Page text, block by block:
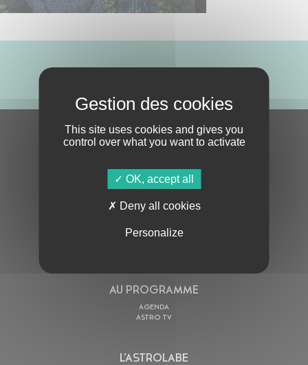
S'ABONNER À LA NEWSLETTER
AU PROGRAMME
AGENDA
ASTRO TV
L’ASTROLABE
This site uses cookies and gives you
control over what you want to activate
OK, accept all
Deny all cookies
Personalize